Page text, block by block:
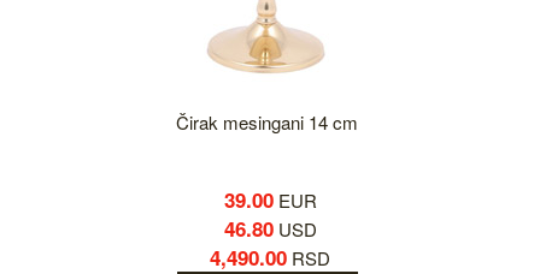
Čirak mesingani 14 cm
39.00EUR
46.80USD
4,490.00 RSD